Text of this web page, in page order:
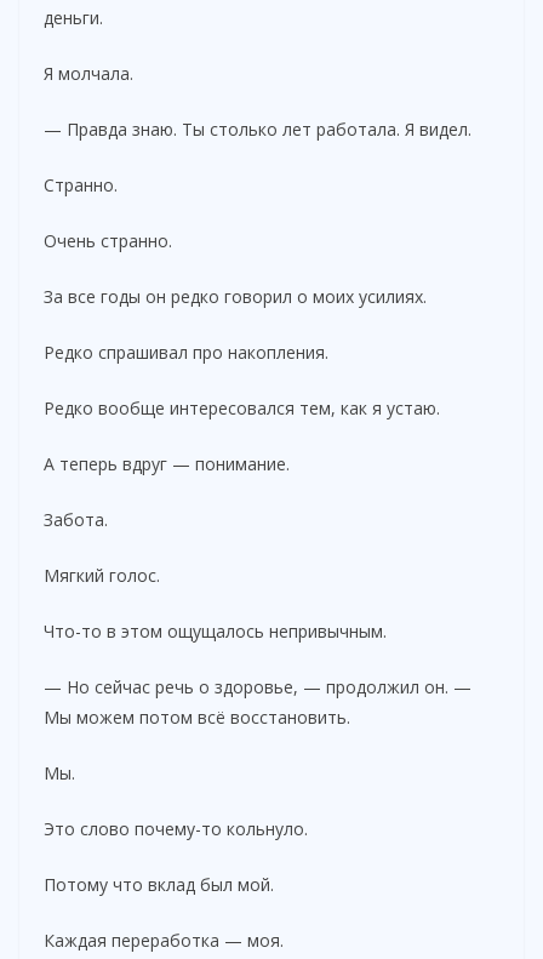
деньги.
Я молчала.
— Правда знаю. Ты столько лет работала. Я видел.
Странно.
Очень странно.
За все годы он редко говорил о моих усилиях.
Редко спрашивал про накопления.
Редко вообще интересовался тем, как я устаю.
А теперь вдруг — понимание.
Забота.
Мягкий голос.
Что-то в этом ощущалось непривычным.
— Но сейчас речь о здоровье, — продолжил он. —
Мы можем потом всё восстановить.
Мы.
Это слово почему-то кольнуло.
Потому что вклад был мой.
Каждая переработка — моя.